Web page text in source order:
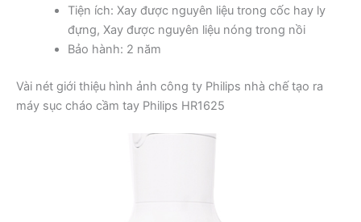
Tiện ích: Xay được nguyên liệu trong cốc hay ly
đựng, Xay được nguyên liệu nóng trong nồi
Bảo hành: 2 năm
Vài nét giới thiệu hình ảnh công ty Philips nhà chế tạo ra
máy sục cháo cầm tay Philips HR1625